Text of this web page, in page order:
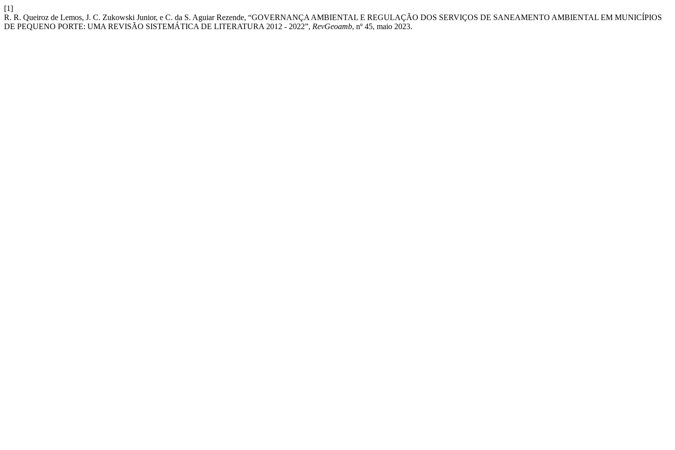
[1]
R. R. Queiroz de Lemos, J. C. Zukowski Junior, e C. da S. Aguiar Rezende, “GOVERNANÇA AMBIENTAL E REGULAÇÃO DOS SERVIÇOS DE SANEAMENTO AMBIENTAL EM MUNICÍPIOS
DE PEQUENO PORTE: UMA REVISÃO SISTEMÁTICA DE LITERATURA 2012 - 2022”, RevGeoamb, nº 45, maio 2023.